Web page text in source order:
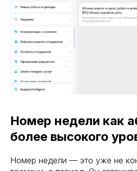
Номер недели как
более высокого
Номер недели — это уже не